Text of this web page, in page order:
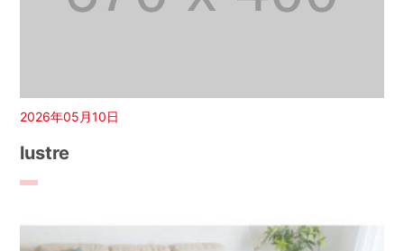
2026年05月10日
lustre